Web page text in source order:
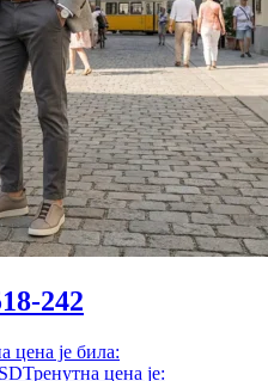
242
цена је била:
Тренутна цена је: